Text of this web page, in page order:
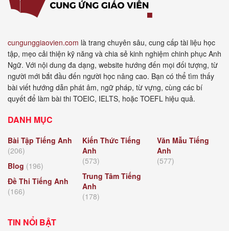
cungunggiaovien.com là trang chuyên sâu, cung cấp tài liệu học
tập, mẹo cải thiện kỹ năng và chia sẻ kinh nghiệm chinh phục Anh
Ngữ. Với nội dung đa dạng, website hướng đến mọi đối tượng, từ
người mới bắt đầu đến người học nâng cao. Bạn có thể tìm thấy
bài viết hướng dẫn phát âm, ngữ pháp, từ vựng, cùng các bí
quyết để làm bài thi TOEIC, IELTS, hoặc TOEFL hiệu quả.
DANH MỤC
Bài Tập Tiếng Anh
(206)
Blog (196)
Đề Thi Tiếng Anh
(166)
Kiến Thức Tiếng
Anh
(573)
Trung Tâm Tiếng
Anh
(178)
Văn Mẫu Tiếng
Anh
(577)
TIN NỔI BẬT